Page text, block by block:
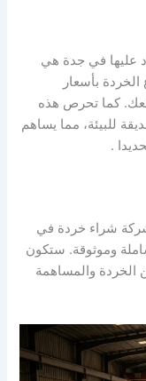
عليها في جدة هي
بأسعار
كما تحرص هذه
للبيئة، مما يساهم
.
شراء خردة في
وموثوقة. ستكون
الخردة والمساهمة